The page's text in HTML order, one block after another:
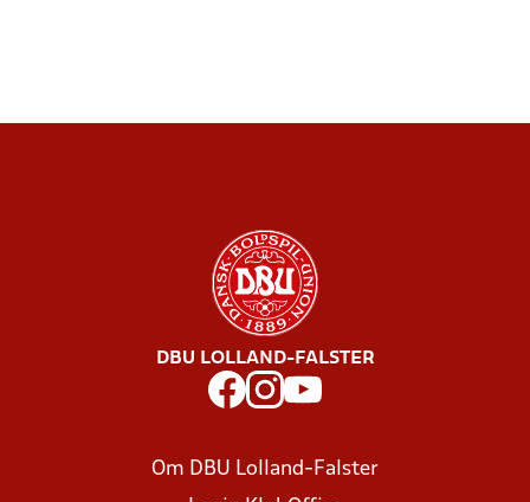
DBU LOLLAND-FALSTER
Om DBU Lolland-Falster